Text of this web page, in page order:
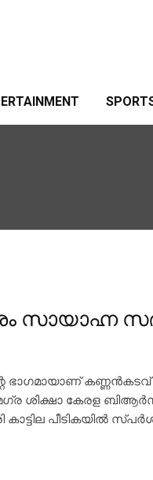
സായാഹ്ന
ഭാഗമായാണ് കണ്ണന്‍കടവ്
ശിക്ഷാ കേരള
പീടികയില്‍